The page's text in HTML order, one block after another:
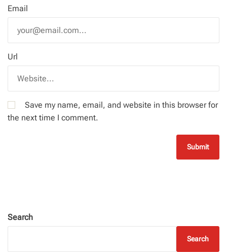
Email
Url
Save my name, email, and website in this browser for
the next time I comment.
Search
Search